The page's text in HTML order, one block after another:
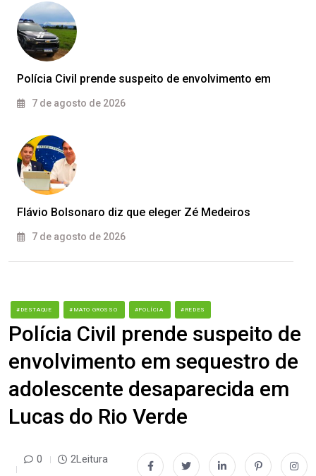
Polícia Civil prende suspeito de envolvimento em
7 de agosto de 2026
Flávio Bolsonaro diz que eleger Zé Medeiros
7 de agosto de 2026
#DESTAQUE #MATO GROSSO #POLÍCIA #REDES
Polícia Civil prende suspeito de
envolvimento em sequestro de
adolescente desaparecida em
Lucas do Rio Verde
0 2Leitura